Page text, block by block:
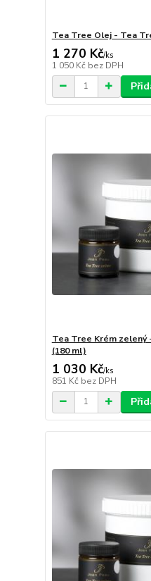
Tea Tree Olej - Tea
1 270 Kč/ks
1 050 Kč bez DPH
Tea Tree Krém zelený
(180 ml)
1 030 Kč/ks
851 Kč bez DPH